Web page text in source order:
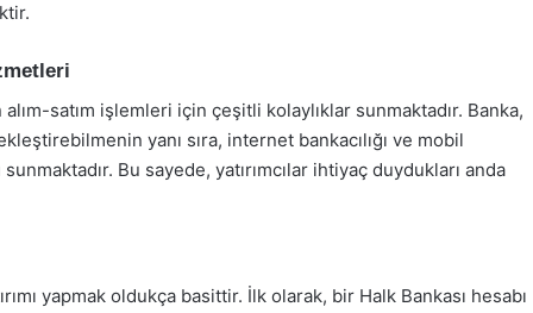
satım işlemleri için çeşitli kolaylıklar sunmaktadır. Banka,
yanı sıra, internet bankacılığı ve mobil
Bu sayede, yatırımcılar ihtiyaç duydukları anda
yapmak oldukça basittir. İlk olarak, bir Halk Bankası hesabı